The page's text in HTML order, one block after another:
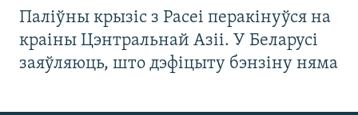
Паліўны крызіс з Расеі перакінуўся на
краіны Цэнтральнай Азіі. У Беларусі
заяўляюць, што дэфіцыту бэнзіну няма